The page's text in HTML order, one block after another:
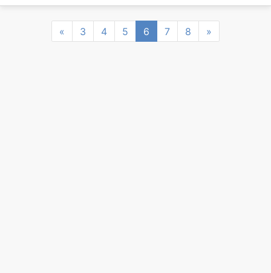
« Previous
3 4 5 6 7 8 »